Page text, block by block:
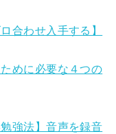
合わせ入手する】
めに必要な４つの
強法】音声を録音